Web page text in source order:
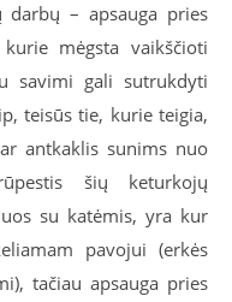
– apsauga pries
mėgsta vaikščioti
savimi gali sutrukdyti
teisūs tie, kurie teigia,
antkaklis sunims nuo
šių keturkojų
su katėmis, yra kur
pavojui (erkės
tačiau apsauga pries